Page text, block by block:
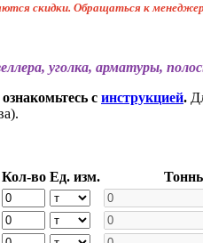
скидки. Обращаться к
уголка, арматуры,
с инструкцией.
Кол-во Ед. изм.